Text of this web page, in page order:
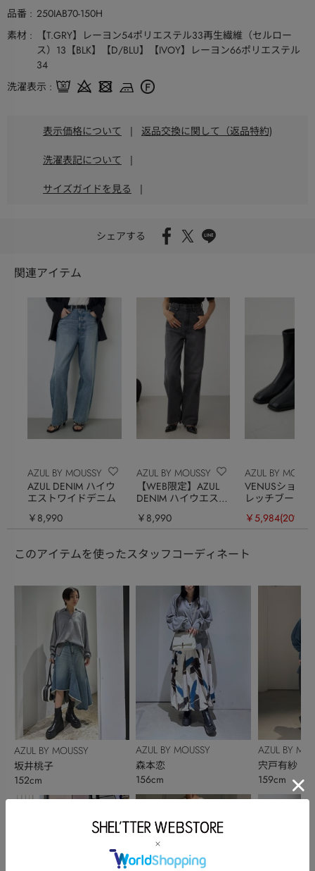
品番
250IAB70-150H
素材
【T.GRY】レーヨン54ポリエステル33再生繊維（セルロー
ス）13【BLK】【D/BLU】【IVOY】レーヨン66ポリエステル
34
洗濯表示
表示価格について | 返品交換に関して（返品特約)
洗濯表記について |
サイズガイドを見る |
シェアする
関連アイテム
AZUL BY MOUSSY
AZUL DENIM ハイウ
エストワイドデニム
￥8,990
AZUL BY MOUSSY
【WEB限定】AZUL
DENIM ハイウエスト
￥8,990
AZUL BY
VENUSショー
レッチブーツ
￥5,984
このアイテムを使ったスタッフコーディネート
AZUL BY MOUSSY
坂井桃子
152cm
AZUL BY MOUSSY
森本恋
156cm
AZUL BY
宍戸有紗
159cm